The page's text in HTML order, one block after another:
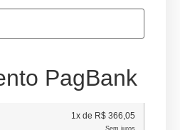
PagBank
1x de R$ 366,05
Sem juros